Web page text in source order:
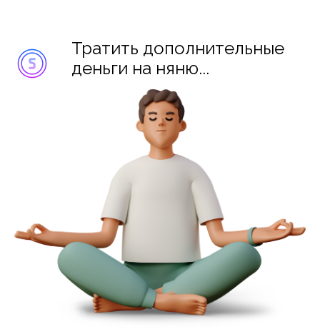
Тратить дополнительные
деньги на няню...